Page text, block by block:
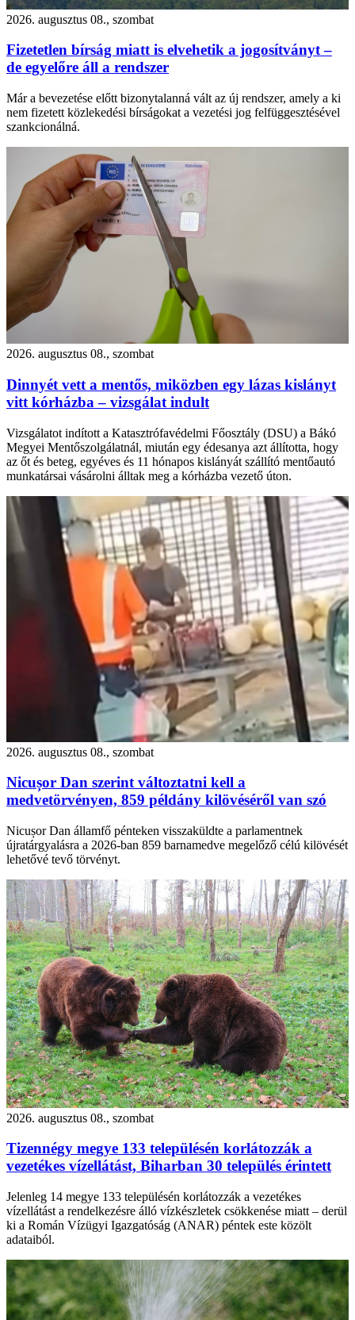
2026. augusztus 08., szombat
Fizetetlen bírság miatt is elvehetik a jogosítványt –
de egyelőre áll a rendszer
Már a bevezetése előtt bizonytalanná vált az új rendszer, amely a ki
nem fizetett közlekedési bírságokat a vezetési jog felfüggesztésével
szankcionálná.
2026. augusztus 08., szombat
Dinnyét vett a mentős, miközben egy lázas kislányt
vitt kórházba – vizsgálat indult
Vizsgálatot indított a Katasztrófavédelmi Főosztály (DSU) a Bákó
Megyei Mentőszolgálatnál, miután egy édesanya azt állította, hogy
az őt és beteg, egyéves és 11 hónapos kislányát szállító mentőautó
munkatársai vásárolni álltak meg a kórházba vezető úton.
2026. augusztus 08., szombat
Nicușor Dan szerint változtatni kell a
medvetörvényen, 859 példány kilövéséről van szó
Nicușor Dan államfő pénteken visszaküldte a parlamentnek
újratárgyalásra a 2026-ban 859 barnamedve megelőző célú kilövését
lehetővé tevő törvényt.
2026. augusztus 08., szombat
Tizennégy megye 133 településén korlátozzák a
vezetékes vízellátást, Biharban 30 település érintett
Jelenleg 14 megye 133 településén korlátozzák a vezetékes
vízellátást a rendelkezésre álló vízkészletek csökkenése miatt – derül
ki a Román Vízügyi Igazgatóság (ANAR) péntek este közölt
adataiból.